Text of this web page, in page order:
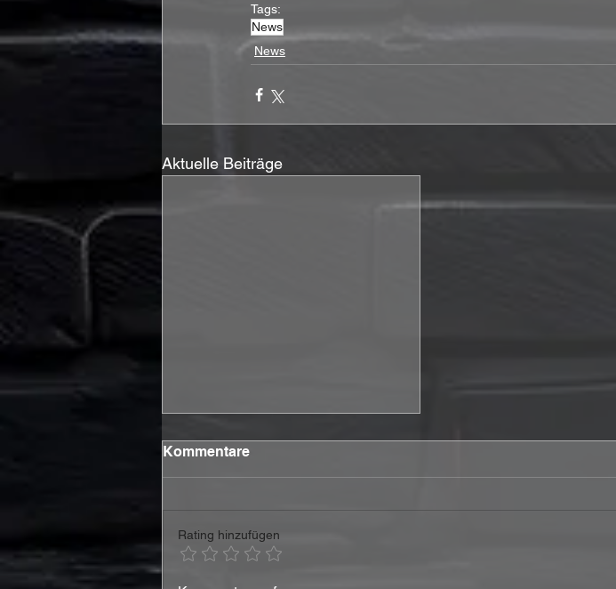
Tags:
News
News
Aktuelle Beiträge
Kommentare
Rating hinzufügen